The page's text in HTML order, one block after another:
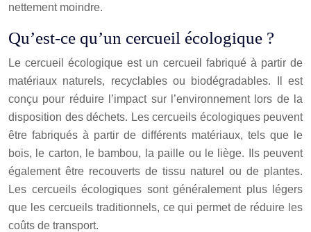
nettement moindre.
Qu’est-ce qu’un cercueil écologique ?
Le cercueil écologique est un cercueil fabriqué à partir de
matériaux naturels, recyclables ou biodégradables. Il est
conçu pour réduire l’impact sur l’environnement lors de la
disposition des déchets. Les cercueils écologiques peuvent
être fabriqués à partir de différents matériaux, tels que le
bois, le carton, le bambou, la paille ou le liège. Ils peuvent
également être recouverts de tissu naturel ou de plantes.
Les cercueils écologiques sont généralement plus légers
que les cercueils traditionnels, ce qui permet de réduire les
coûts de transport.